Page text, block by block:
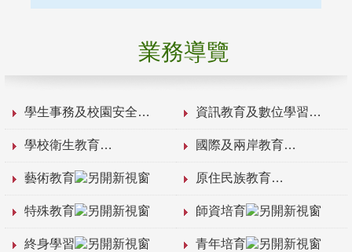
業務導覽
學生事務及校園安全 資訊教育及數位學習
學校衛生教育 國際及兩岸教育
藝術教育 原住民族教育
特殊教育 師資培育
終身學習 青年培育